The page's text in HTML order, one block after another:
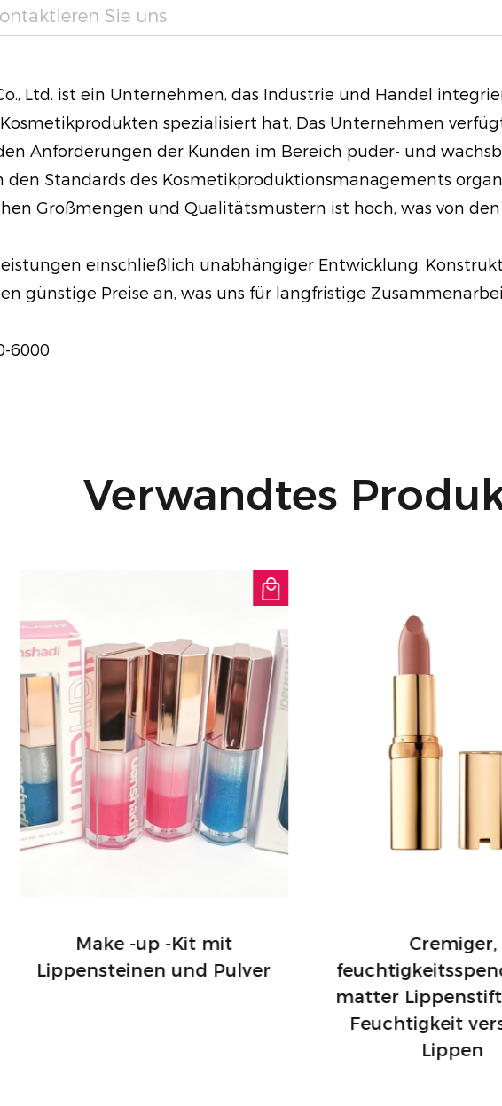
Strahlender Teint:
kaschieren und für
sorgen, das die
Tragbarer Komfort:
Gehäuse
Ausbesserungen
Sie sind.
Sie uns
Ltd. ist ein Unternehmen, das Industrie und Handel
spezialisiert hat. Das Unternehmen
Anforderungen der Kunden im Bereich puder- und
Standards des Kosmetikproduktionsmanagements
Großmengen und Qualitätsmustern ist hoch, was von
einschließlich unabhängiger Entwicklung,
günstige Preise an, was uns für langfristige
6000
Verwandtes
Make -up -Kit mit
Lippensteinen und Pulver
Cremiger,
matter
Feuchtigkeit
Lippen